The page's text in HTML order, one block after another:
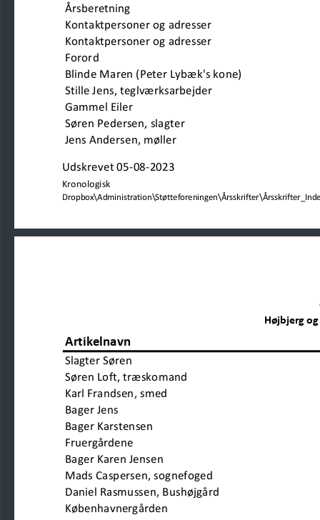
Årsberetning
Kontaktpersoner og adresser
Kontaktpersoner og adresser
Forord
Blinde Maren (Peter Lybæk's kone)
Stille Jens, teglværksarbejder
Gammel Eiler
Søren Pedersen, slagter
Jens Andersen, møller
Udskrevet 05-08-2023
Kronologisk
Højbjerg
Artikelnavn
Slagter Søren
Søren Loft, træskomand
Karl Frandsen, smed
Bager Jens
Bager Karstensen
Fruergårdene
Bager Karen Jensen
Mads Caspersen, sognefoged
Daniel Rasmussen, Bushøjgård
Københavnergården